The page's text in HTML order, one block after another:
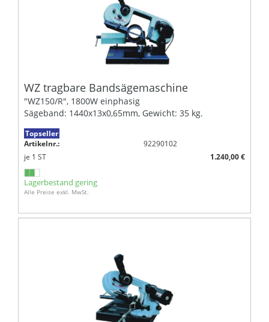
WZ tragbare Bandsägemaschine
"WZ150/R", 1800W einphasig
Sägeband: 1440x13x0,65mm, Gewicht: 35 kg.
Topseller
Artikelnr.:
92290102
je 1 ST 1.240,00 €
Lagerbestand gering
Alle Preise exkl. MwSt.